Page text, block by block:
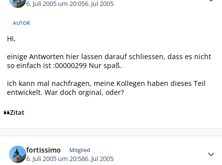
6. Juli 2005 um 20:056. Jul 2005
AUTOR
Hi,
einige Antworten hier lassen darauf schliessen, dass es nicht
so einfach ist :00000299 Nur spaß.
Ich kann mal nachfragen, meine Kollegen haben dieses Teil
entwickelt. War doch orginal, oder?
Zitat
fortissimo Mitglied
6. Juli 2005 um 20:586. Jul 2005